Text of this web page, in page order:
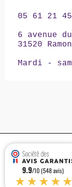
05 61 21
6 avenue
31520
Mardi -
9.9/10 (548 avis)
★★★★★